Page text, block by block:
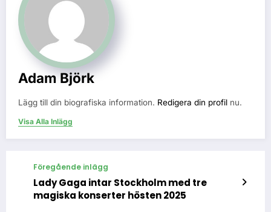
Adam Björk
Lägg till din biografiska information. Redigera din profil nu.
Visa Alla Inlägg
Föregående inlägg
Lady Gaga intar Stockholm med tre
magiska konserter hösten 2025